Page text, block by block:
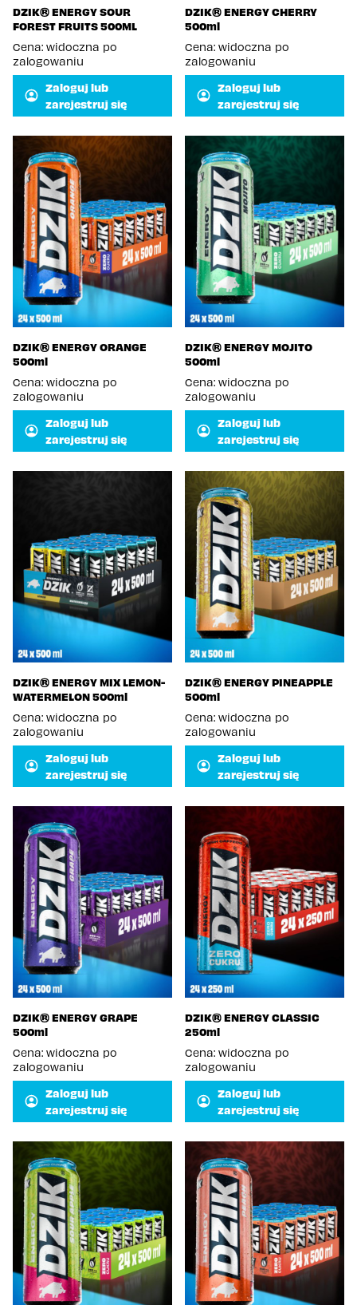
DZIK® ENERGY SOUR
FOREST FRUITS 500ML
Cena: widoczna po
zalogowaniu
Zaloguj lub
zarejestruj się
DZIK® ENERGY CHERRY
500ml
Cena: widoczna po
zalogowaniu
Zaloguj lub
zarejestruj się
DZIK® ENERGY ORANGE
500ml
Cena: widoczna po
zalogowaniu
Zaloguj lub
zarejestruj się
DZIK® ENERGY MOJITO
500ml
Cena: widoczna po
zalogowaniu
Zaloguj lub
zarejestruj się
DZIK® ENERGY MIX LEMON-
WATERMELON 500ml
Cena: widoczna po
zalogowaniu
Zaloguj lub
zarejestruj się
DZIK® ENERGY PINEAPPLE
500ml
Cena: widoczna po
zalogowaniu
Zaloguj lub
zarejestruj się
DZIK® ENERGY GRAPE
500ml
Cena: widoczna po
zalogowaniu
Zaloguj lub
zarejestruj się
DZIK® ENERGY CLASSIC
250ml
Cena: widoczna po
zalogowaniu
Zaloguj lub
zarejestruj się